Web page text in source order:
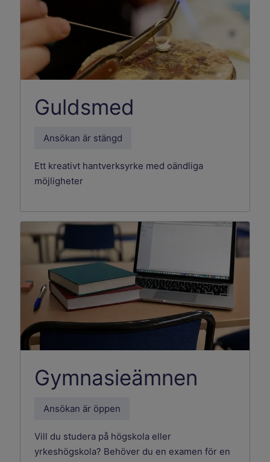
Guldsmed
Ansökan är stängd
Ett kreativt hantverksyrke med oändliga
möjligheter
Gymnasieämnen
Ansökan är öppen
Vill du studera på högskola eller
yrkeshögskola? Behöver du en examen för en